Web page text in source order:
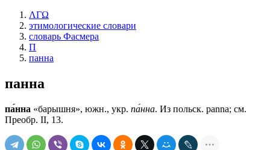
ΛΓΩ
этимологические словари
словарь Фасмера
П
панна
панна
па́нна «барышня», южн., укр. па́нна. Из польск. раnnа; см.
Преобр. II, 13.